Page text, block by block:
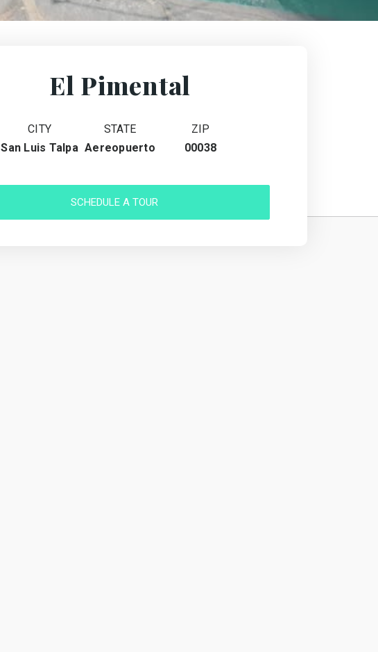
El Pimental
CITY
San Luis Talpa
STATE
Aereopuerto
ZIP
00038
SCHEDULE A TOUR